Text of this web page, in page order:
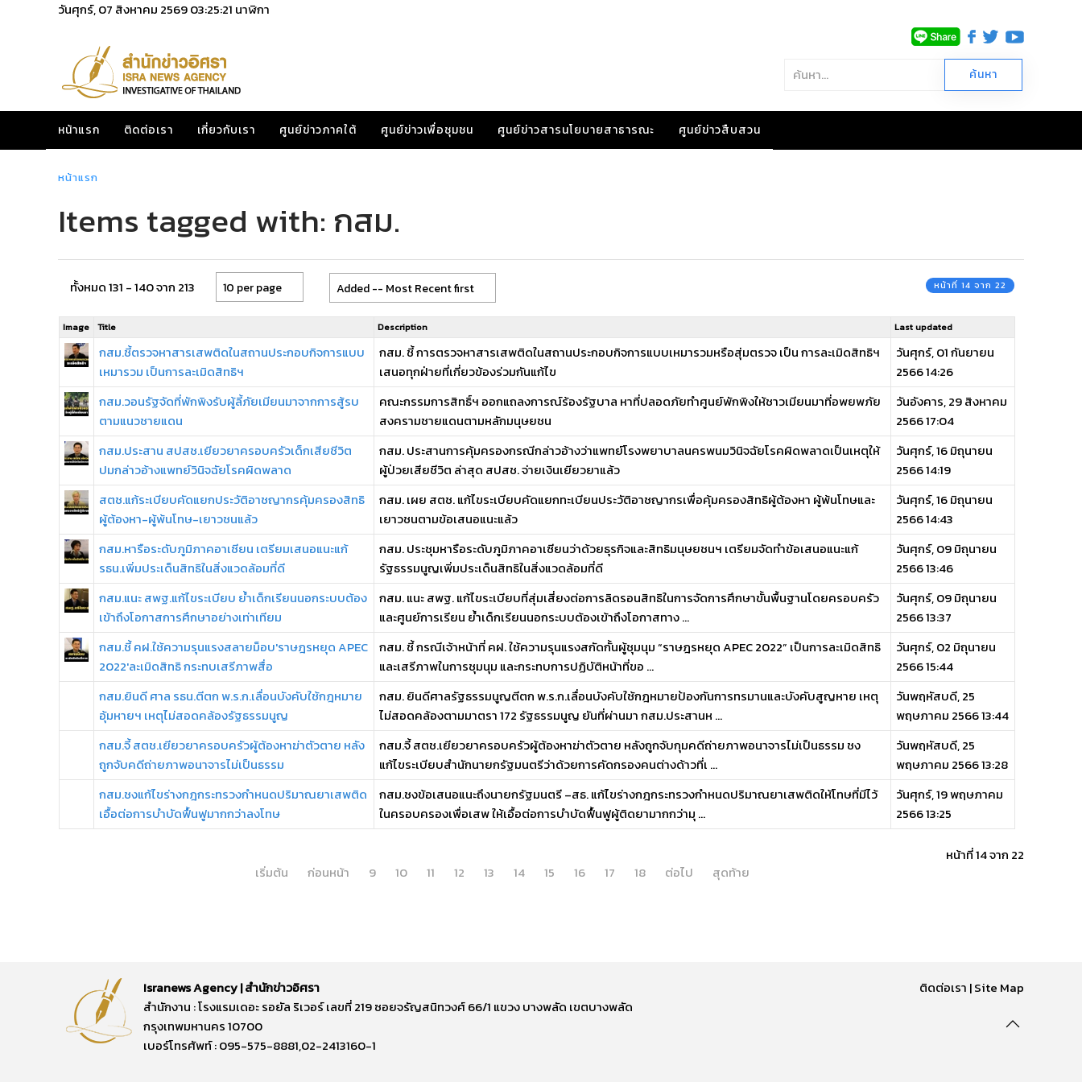
วันศุกร์, 07 สิงหาคม 256903:25:21 นาฬิกา
หน้าแรก ติดต่อเรา เกี่ยวกับเรา ศูนย์ข่าวภาคใต้ ศูนย์ข่าวเพื่อชุมชน ศูนย์ข่าวสารนโยบายสาธารณะ ศูนย์ข่าวสืบสวน
หน้าแรก
Items tagged with: กสม.
ทั้งหมด 131 - 140 จาก 213 10 per page Added -- Most Recent first หน้าที่ 14 จาก 22
Image Title Description Last updated
กสม.ชี้ตรวจหาสารเสพติดในสถานประกอบกิจการแบบ
เหมารวม เป็นการละเมิดสิทธิฯ
กสม. ชี้ การตรวจหาสารเสพติดในสถานประกอบกิจการแบบเหมารวมหรือสุ่มตรวจ เป็น การละเมิดสิทธิฯ
เสนอทุกฝ่ายที่เกี่ยวข้องร่วมกันแก้ไข
วันศุกร์, 01 กันยายน
2566 14:26
กสม.วอนรัฐจัดที่พักพิงรับผู้ลี้ภัยเมียนมาจากการสู้รบ
ตามแนวชายแดน
คณะกรรมการสิทธิ์ฯ ออกแถลงการณ์ร้องรัฐบาล หาที่ปลอดภัยทำศูนย์พักพิงให้ชาวเมียนมาที่อพยพภัย
สงครามชายแดนตามหลักมนุษยชน
วันอังคาร, 29 สิงหาคม
2566 17:04
กสม.ประสาน สปสช.เยียวยาครอบครัวเด็กเสียชีวิต
ปมกล่าวอ้างแพทย์วินิจฉัยโรคผิดพลาด
กสม. ประสานการคุ้มครองกรณีกล่าวอ้างว่าแพทย์โรงพยาบาลนครพนมวินิจฉัยโรคผิดพลาดเป็นเหตุให้
ผู้ป่วยเสียชีวิต ล่าสุด สปสช. จ่ายเงินเยียวยาแล้ว
วันศุกร์, 16 มิถุนายน
2566 14:19
สตช.แก้ระเบียบคัดแยกประวัติอาชญากรคุ้มครองสิทธิ
ผู้ต้องหา-ผู้พ้นโทษ-เยาวชนแล้ว
กสม. เผย สตช. แก้ไขระเบียบคัดแยกทะเบียนประวัติอาชญากรเพื่อคุ้มครองสิทธิผู้ต้องหา ผู้พ้นโทษและ
เยาวชนตามข้อเสนอแนะแล้ว
วันศุกร์, 16 มิถุนายน
2566 14:43
กสม.หารือระดับภูมิภาคอาเซียน เตรียมเสนอแนะแก้
รธน.เพิ่มประเด็นสิทธิในสิ่งแวดล้อมที่ดี
กสม. ประชุมหารือระดับภูมิภาคอาเซียนว่าด้วยธุรกิจและสิทธิมนุษยชนฯ เตรียมจัดทำข้อเสนอแนะแก้
รัฐธรรมนูญเพิ่มประเด็นสิทธิในสิ่งแวดล้อมที่ดี
วันศุกร์, 09 มิถุนายน
2566 13:46
กสม.แนะ สพฐ.แก้ไขระเบียบ ย้ำเด็กเรียนนอกระบบต้อง
เข้าถึงโอกาสการศึกษาอย่างเท่าเทียม
กสม. แนะ สพฐ. แก้ไขระเบียบที่สุ่มเสี่ยงต่อการลิดรอนสิทธิในการจัดการศึกษาขั้นพื้นฐานโดยครอบครัว
และศูนย์การเรียน ย้ำเด็กเรียนนอกระบบต้องเข้าถึงโอกาสทาง ...
วันศุกร์, 09 มิถุนายน
2566 13:37
กสม.ชี้ คฝ.ใช้ความรุนแรงสลายม็อบ'ราษฎรหยุด APEC
2022'ละเมิดสิทธิ กระทบเสรีภาพสื่อ
กสม. ชี้ กรณีเจ้าหน้าที่ คฝ. ใช้ความรุนแรงสกัดกั้นผู้ชุมนุม “ราษฎรหยุด APEC 2022” เป็นการละเมิดสิทธิ
และเสรีภาพในการชุมนุม และกระทบการปฏิบัติหน้าที่ขอ ...
วันศุกร์, 02 มิถุนายน
2566 15:44
กสม.ยินดี ศาล รธน.ตีตก พ.ร.ก.เลื่อนบังคับใช้กฎหมาย
อุ้มหายฯ เหตุไม่สอดคล้องรัฐธรรมนูญ
กสม. ยินดีศาลรัฐธรรมนูญตีตก พ.ร.ก.เลื่อนบังคับใช้กฎหมายป้องกันการทรมานและบังคับสูญหาย เหตุ
ไม่สอดคล้องตามมาตรา 172 รัฐธรรมนูญ ยันที่ผ่านมา กสม.ประสานห ...
วันพฤหัสบดี, 25
พฤษภาคม 2566 13:44
กสม.จี้ สตช.เยียวยาครอบครัวผู้ต้องหาฆ่าตัวตาย หลัง
ถูกจับคดีถ่ายภาพอนาจารไม่เป็นธรรม
กสม.จี้ สตช.เยียวยาครอบครัวผู้ต้องหาฆ่าตัวตาย หลังถูกจับกุมคดีถ่ายภาพอนาจารไม่เป็นธรรม ชง
แก้ไขระเบียบสำนักนายกรัฐมนตรีว่าด้วยการคัดกรองคนต่างด้าวที่เ ...
วันพฤหัสบดี, 25
พฤษภาคม 2566 13:28
กสม.ชงแก้ไขร่างกฎกระทรวงกำหนดปริมาณยาเสพติด
เอื้อต่อการบำบัดฟื้นฟูมากกว่าลงโทษ
กสม.ชงข้อเสนอแนะถึงนายกรัฐมนตรี –สธ. แก้ไขร่างกฎกระทรวงกำหนดปริมาณยาเสพติดให้โทษที่มีไว้
ในครอบครองเพื่อเสพ ให้เอื้อต่อการบำบัดฟื้นฟูผู้ติดยามากกว่ามุ ...
วันศุกร์, 19 พฤษภาคม
2566 13:25
หน้าที่ 14 จาก 22
เริ่มต้น
ก่อนหน้า 9 10 11 12 13 14 15 16 17 18 ต่อไป สุดท้าย
Isranews Agency | สำนักข่าวอิศรา
สำนักงาน : โรงแรมเดอะ รอยัล ริเวอร์ เลขที่ 219 ซอยจรัญสนิทวงศ์ 66/1 แขวง บางพลัด เขตบางพลัด
กรุงเทพมหานคร 10700
เบอร์โทรศัพท์ : 095-575-8881,02-2413160-1
ติดต่อเรา |Site Map